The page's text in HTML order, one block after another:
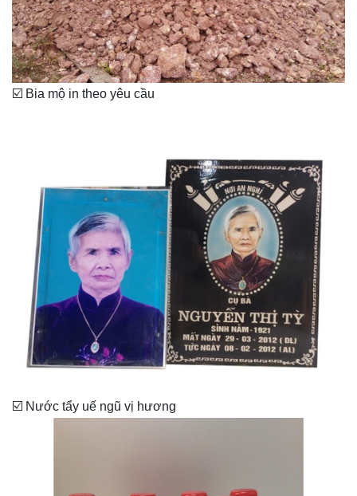
☑️ Bia mộ in theo yêu cầu
☑️ Nước tẩy uế ngũ vị hương